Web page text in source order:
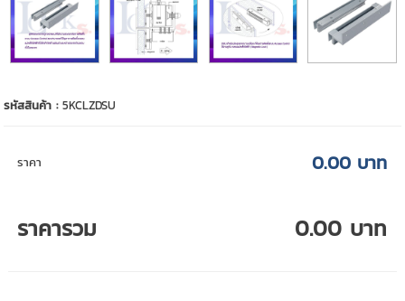
รหัสสินค้า :5KCLZDSU
ราคา 0.00 บาท
ราคารวม 0.00 บาท